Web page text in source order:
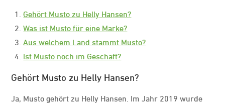
Gehört Musto zu Helly Hansen?
Was ist Musto für eine Marke?
Aus welchem ​​Land stammt Musto?
Ist Musto noch im Geschäft?
Gehört Musto zu Helly Hansen?
Ja, Musto gehört zu Helly Hansen. Im Jahr 2019 wurde